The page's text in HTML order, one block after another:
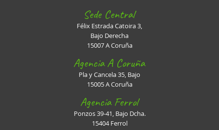
Sede Central
Félix Estrada Catoira 3,
Bajo Derecha
15007 A Coruña
Agencia A Coruña
Pla y Cancela 35, Bajo
15005 A Coruña
Agencia Ferrol
Ponzos 39-41, Bajo Dcha.
15404 Ferrol